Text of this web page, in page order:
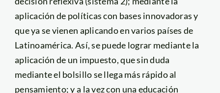
aplicación de políticas con bases innovadoras y
que ya se vienen aplicando en varios países de
Latinoamérica. Así, se puede lograr mediante la
aplicación de un impuesto, que sin duda
mediante el bolsillo se llega más rápido al
pensamiento; y a la vez con una educación